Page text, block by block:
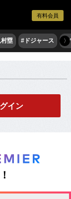
有料会員
塁 #ドジャース #
〉
イン